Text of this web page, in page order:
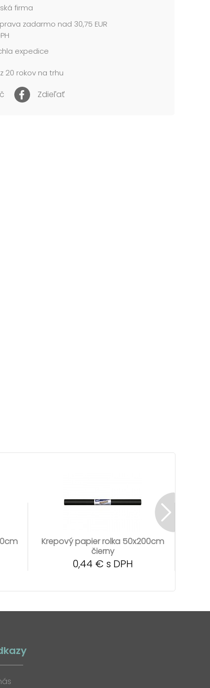
papier
je za 1 ks. Dodávame vo vrecku....
firma
zadarmo nad 30,75 EUR
expedice
20 rokov na trhu
Zdieľať
Krepový papier rolka 50x200cm
čierny
0,44 € s DPH